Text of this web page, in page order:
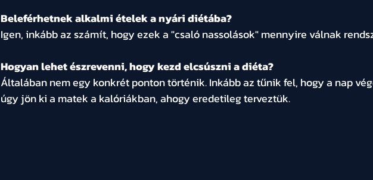
Beleférhetnek alkalmi ételek a nyári diétába?
Igen, inkább az számít, hogy ezek a "csaló nassolások" mennyire válnak
Hogyan lehet észrevenni, hogy kezd elcsúszni a diéta?
Általában nem egy konkrét ponton történik. Inkább az tűnik fel, hogy a nap
úgy jön ki a matek a kalóriákban, ahogy eredetileg terveztük.